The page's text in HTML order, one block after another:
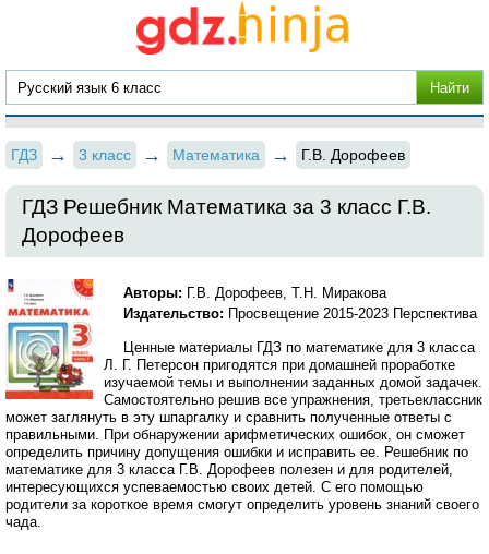
ГДЗ 3 класс Математика Г.В. Дорофеев
ГДЗ Решебник Математика за 3 класс Г.В.
Дорофеев
Авторы: Г.В. Дорофеев, Т.Н. Миракова
Издательство: Просвещение 2015-2023 Перспектива
Ценные материалы ГДЗ по математике для 3 класса
Л. Г. Петерсон пригодятся при домашней проработке
изучаемой темы и выполнении заданных домой задачек.
Самостоятельно решив все упражнения, третьеклассник
может заглянуть в эту шпаргалку и сравнить полученные ответы с
правильными. При обнаружении арифметических ошибок, он сможет
определить причину допущения ошибки и исправить ее. Решебник по
математике для 3 класса Г.В. Дорофеев полезен и для родителей,
интересующихся успеваемостью своих детей. С его помощью
родители за короткое время смогут определить уровень знаний своего
чада.